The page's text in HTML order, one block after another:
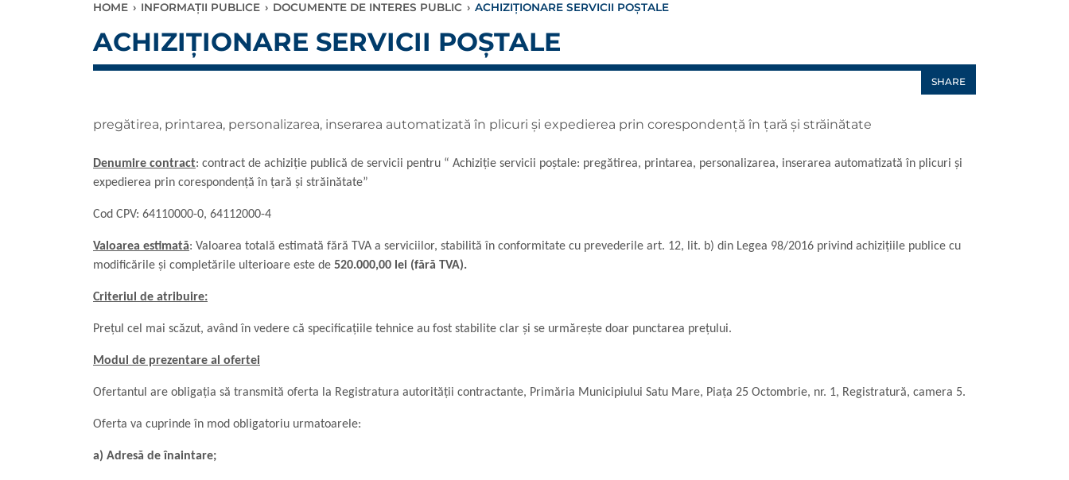
HOME › INFORMAȚII PUBLICE › DOCUMENTE DE INTERES PUBLIC › ACHIZIŢIONARE SERVICII POȘTALE
ACHIZIŢIONARE SERVICII POȘTALE
SHARE
pregătirea, printarea, personalizarea, inserarea automatizată în plicuri și expedierea prin corespondență în țară și străinătate
Denumire contract: contract de achiziţie publică de servicii pentru “ Achiziţie servicii poștale: pregătirea, printarea, personalizarea, inserarea automatizată în plicuri și
expedierea prin corespondență în țară și străinătate”
Cod CPV: 64110000-0, 64112000-4
Valoarea estimată: Valoarea totală estimată fără TVA a serviciilor, stabilită în conformitate cu prevederile art. 12, lit. b) din Legea 98/2016 privind achizițiile publice cu
modificările și completările ulterioare este de 520.000,00 lei (fără TVA).
Criteriul de atribuire:
Preţul cel mai scăzut, având în vedere că specificaţiile tehnice au fost stabilite clar şi se urmărește doar punctarea preţului.
Modul de prezentare al ofertei
Ofertantul are obligația să transmită oferta la Registratura autorității contractante, Primăria Municipiului Satu Mare, Piaţa 25 Octombrie, nr. 1, Registratură, camera 5.
Oferta va cuprinde în mod obligatoriu urmatoarele:
a) Adresă de înaintare;